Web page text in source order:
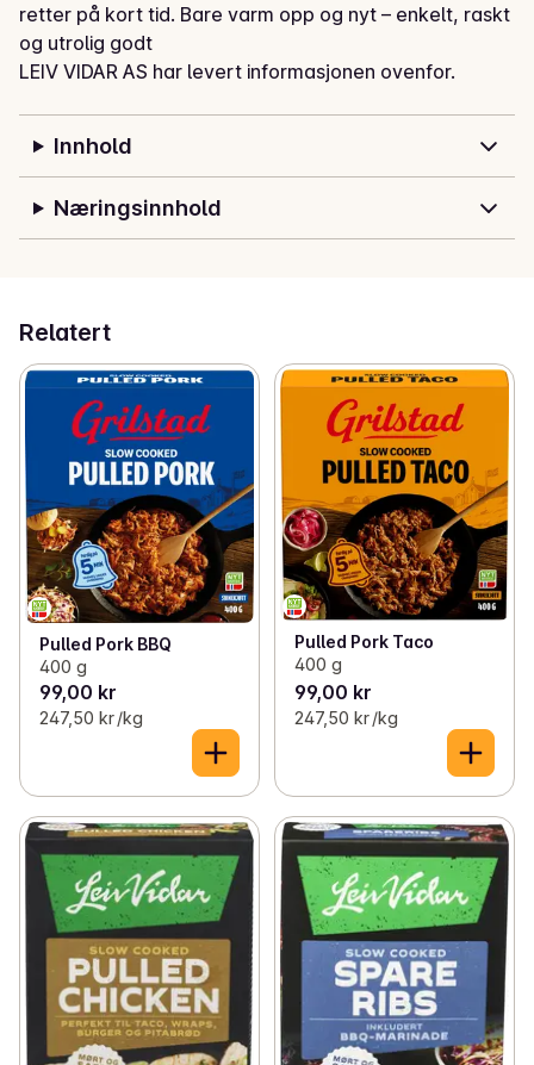
retter på kort tid. Bare varm opp og nyt – enkelt, raskt
og utrolig godt
LEIV VIDAR AS har levert informasjonen ovenfor.
Innhold
Næringsinnhold
Relatert
Pulled Pork BBQ
400 g
99,00 kr
247,50 kr /kg
Pulled Pork Taco
400 g
99,00 kr
247,50 kr /kg